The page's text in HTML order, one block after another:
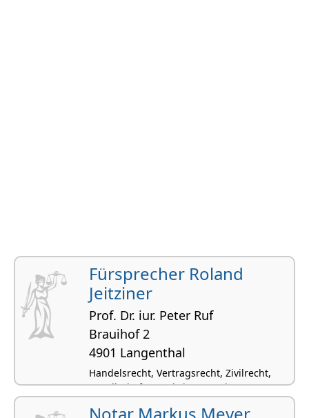
Fürsprecher Roland
Jeitziner
Prof. Dr. iur. Peter Ruf
Brauihof 2
4901 Langenthal
Handelsrecht, Vertragsrecht, Zivilrecht,
Gesellschafts- und Firmenrecht,
Unternehmenssteuerrecht